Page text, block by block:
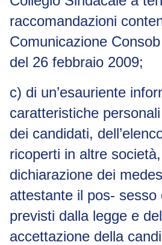
raccomandazioni
Comunicazione
del 26 febbraio 2009;
c) di un’esauriente
caratteristiche
dei candidati,
ricoperti in altre
dichiarazione dei
attestante il pos- sesso
previsti dalla legge e
accettazione della